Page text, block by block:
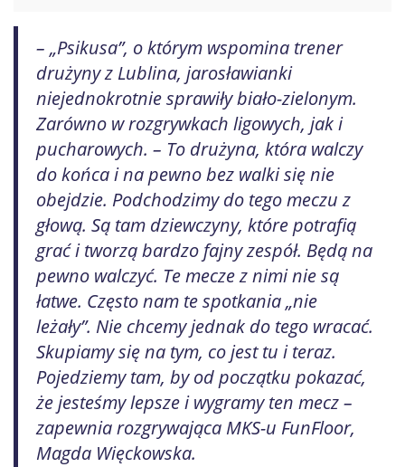
– „Psikusa”, o którym wspomina trener
drużyny z Lublina, jarosławianki
niejednokrotnie sprawiły biało-zielonym.
Zarówno w rozgrywkach ligowych, jak i
pucharowych. – To drużyna, która walczy
do końca i na pewno bez walki się nie
obejdzie. Podchodzimy do tego meczu z
głową. Są tam dziewczyny, które potrafią
grać i tworzą bardzo fajny zespół. Będą na
pewno walczyć. Te mecze z nimi nie są
łatwe. Często nam te spotkania „nie
leżały”. Nie chcemy jednak do tego wracać.
Skupiamy się na tym, co jest tu i teraz.
Pojedziemy tam, by od początku pokazać,
że jesteśmy lepsze i wygramy ten mecz –
zapewnia rozgrywająca MKS-u FunFloor,
Magda Więckowska.